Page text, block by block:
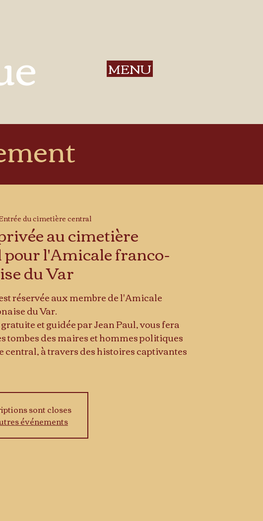
MENU
du cimetière central
au cimetière
l'Amicale franco-
du Var
réservée aux membre de l'Amicale
du Var.
et guidée par Jean Paul, vous fera
tombes des maires et hommes politiques
central, à travers des histoires captivantes
sont closes
événements